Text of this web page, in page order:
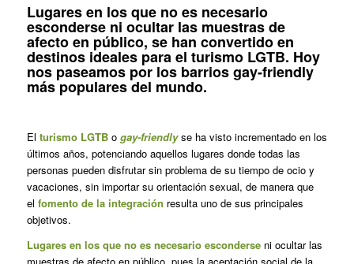
Lugares en los que no es necesario
esconderse ni ocultar las muestras de
afecto en público, se han convertido en
destinos ideales para el turismo LGTB. Hoy
nos paseamos por los barrios gay-friendly
más populares del mundo.
El turismo LGTBo gay-friendlyse ha visto incrementado en los
últimos años, potenciando aquellos lugares donde todas las
personas pueden disfrutar sin problema de su tiempo de ocio y
vacaciones, sin importar su orientación sexual, de manera que
el fomento de la integración resulta uno de sus principales
objetivos.
Lugares en los que no es necesario esconderseni ocultar las